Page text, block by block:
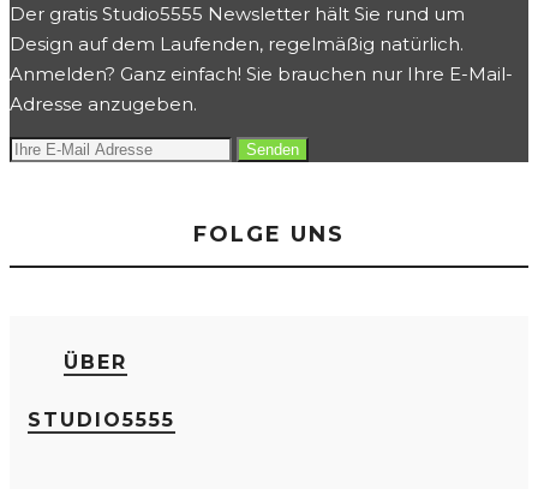
Der gratis Studio5555 Newsletter hält Sie rund um
Design auf dem Laufenden, regelmäßig natürlich.
Anmelden? Ganz einfach! Sie brauchen nur Ihre E-Mail-
Adresse anzugeben.
FOLGE UNS
ÜBER
STUDIO5555